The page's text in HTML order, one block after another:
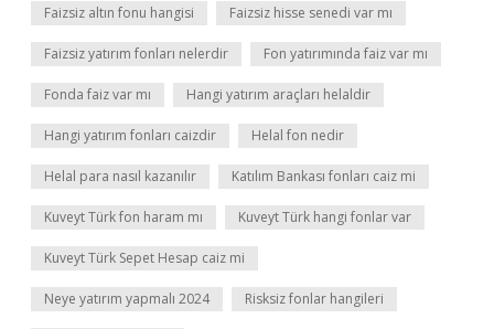
Faizsiz altın fonu hangisi Faizsiz hisse senedi var mı
Faizsiz yatırım fonları nelerdir Fon yatırımında faiz var mı
Fonda faiz var mı Hangi yatırım araçları helaldir
Hangi yatırım fonları caizdir Helal fon nedir
Helal para nasıl kazanılır Katılım Bankası fonları caiz mi
Kuveyt Türk fon haram mı Kuveyt Türk hangi fonlar var
Kuveyt Türk Sepet Hesap caiz mi
Neye yatırım yapmalı 2024 Risksiz fonlar hangileri